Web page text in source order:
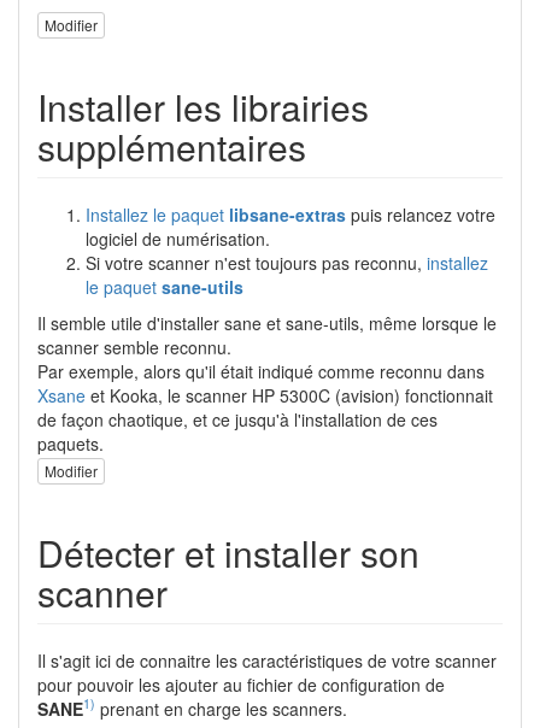
Modifier
Installer les librairies
supplémentaires
Installez le paquet libsane-extras puis relancez votre
logiciel de numérisation.
Si votre scanner n'est toujours pas reconnu, installez
le paquet sane-utils
Il semble utile d'installer sane et sane-utils, même lorsque le
scanner semble reconnu.
Par exemple, alors qu'il était indiqué comme reconnu dans
Xsane et Kooka, le scanner HP 5300C (avision) fonctionnait
de façon chaotique, et ce jusqu'à l'installation de ces
paquets.
Modifier
Détecter et installer son
scanner
Il s'agit ici de connaitre les caractéristiques de votre scanner
pour pouvoir les ajouter au fichier de configuration de
SANE1) prenant en charge les scanners.